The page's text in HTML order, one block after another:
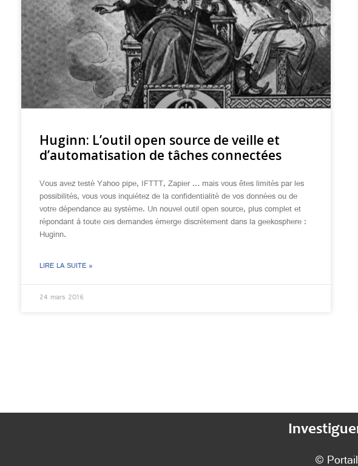
Huginn: L’outil open source de veille et
d’automatisation de tâches connectées
Vous avez testé Yahoo pipe, IFTTT, Zapier … mais vous êtes limités par les
possibilités, vous vous inquiétez de la confidentialité de vos données ou de
votre dépendance au système. Un nouvel outil open source, plus complet et
répondant à toute ces demandes émerge discrètement dans la geekosphere :
Huginn.
LIRE LA SUITE »
24 mars 2016
©